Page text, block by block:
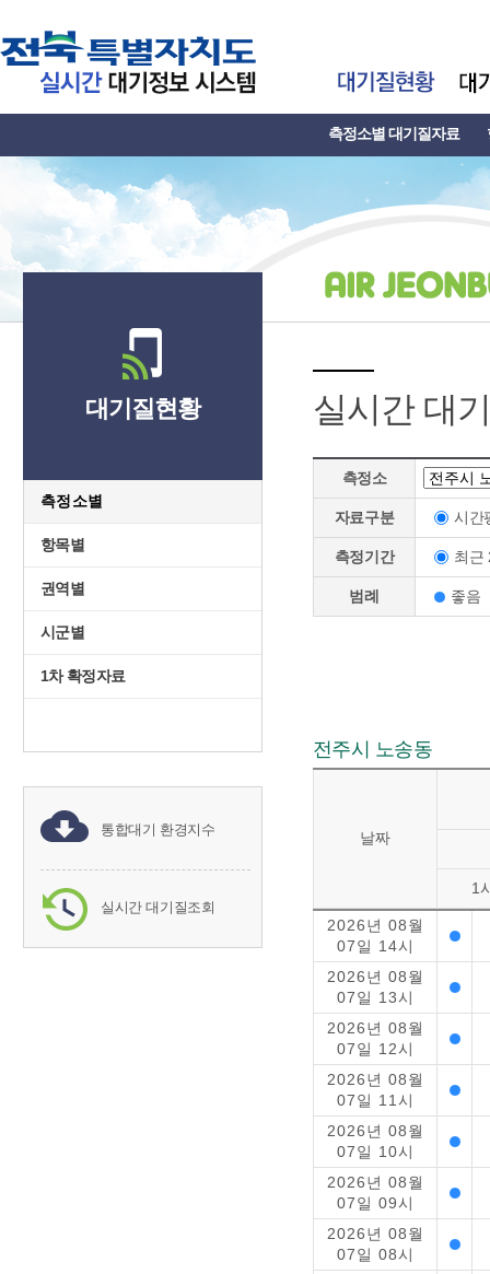
측정소별 대기질자료
대기질현황
측정소별
항목별
권역별
시군별
1차 확정자료
통합대기 환경지수
실시간 대기질조회
실시간 대
측정소
자료구분 시간
측정기간 최근
범례 좋음
전주시 노송동
날짜
1
2026년 08월
07일 14시
2026년 08월
07일 13시
2026년 08월
07일 12시
2026년 08월
07일 11시
2026년 08월
07일 10시
2026년 08월
07일 09시
2026년 08월
07일 08시